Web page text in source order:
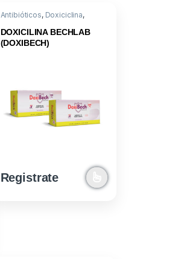
Antibióticos, Doxiciclina,
DOXICILINA BECHLAB
(DOXIBECH)
Registrate